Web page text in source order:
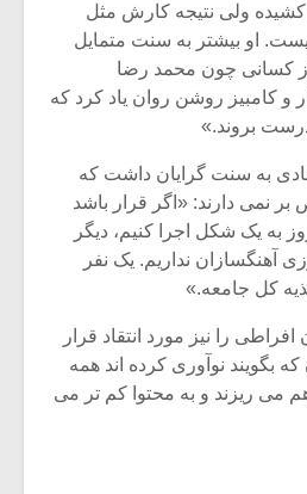
ولی نتیجه کارش مثل
او بیشتر به سنت متمایل
از کسانی چون محمد رضا
و کامبیز روشن روان یاد کرد که
بروند.»
به سنت گرایان داشت که
نمی دارند: «اگر قرار باشد
یک شکل اجرا کنیم، دیگر
آهنگسازان نداریم. یک نفر
کل جامعه.»
را نیز مورد انتقاد قرار
بگویند نوآوری کرده اند همه
می ریزند و به محتوا کم تر می